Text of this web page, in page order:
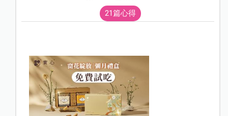
21篇心得